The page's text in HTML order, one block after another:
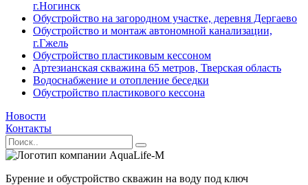
г.Ногинск
Обустройство на загородном участке, деревня Дергаево
Обустройство и монтаж автономной канализации,
г.Гжель
Обустройство пластиковым кессоном
Артезианская скважина 65 метров, Тверская область
Водоснабжение и отопление беседки
Обустройство пластикового кессона
Новости
Контакты
Бурение и обустройство скважин на воду под ключ